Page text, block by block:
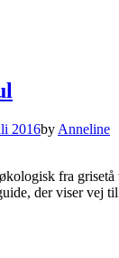
2016by Anneline
fra
der viser